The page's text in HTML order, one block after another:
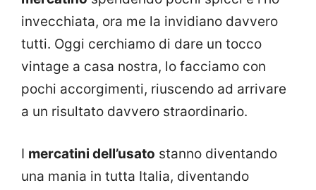
invecchiata, ora me la invidiano davvero
tutti. Oggi cerchiamo di dare un tocco
vintage a casa nostra, lo facciamo con
pochi accorgimenti, riuscendo ad arrivare
a un risultato davvero straordinario.
I mercatini dell’usato stanno diventando
una mania in tutta Italia, diventando